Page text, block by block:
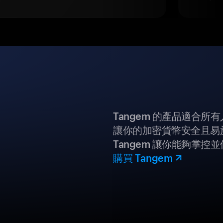
Tangem 的產品適合所
讓你的加密貨幣安全且
Tangem 讓你能夠掌控
購買 Tangem